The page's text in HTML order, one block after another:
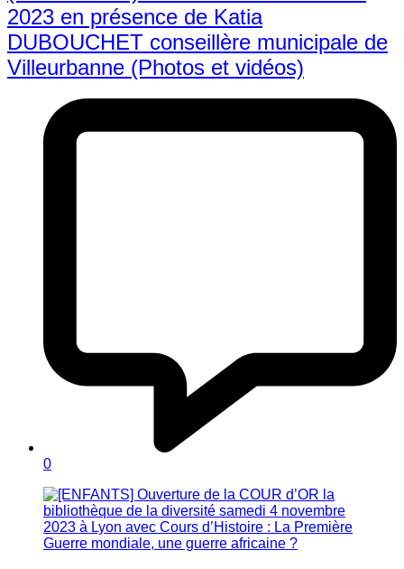
2023 en présence de Katia
DUBOUCHET conseillère municipale de
Villeurbanne (Photos et vidéos)
0